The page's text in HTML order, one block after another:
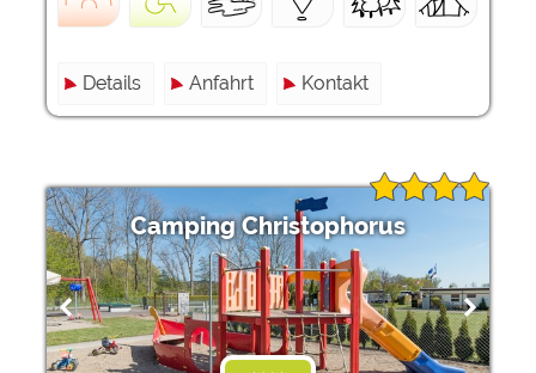
Details Anfahrt Kontakt
Camping Christophorus